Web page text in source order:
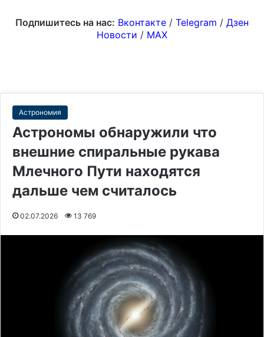
Подпишитесь на нас: Вконтакте / Telegram / Дзен
Новости / MAX